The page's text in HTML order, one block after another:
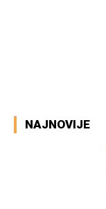
NAJNOVIJE